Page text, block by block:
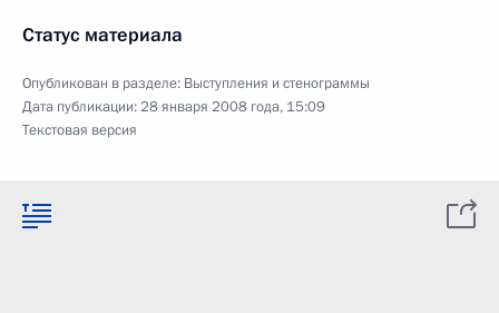
Статус материала
Опубликован в разделе: Выступления и стенограммы
Дата публикации:28 января 2008 года, 15:09
Текстовая версия